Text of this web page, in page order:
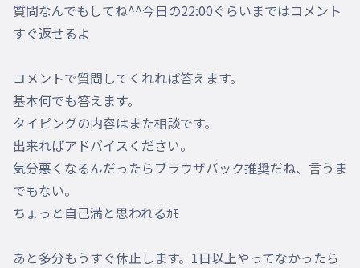
質問なんでもしてね^^今日の22:00ぐらいまではコメント
すぐ返せるよ
コメントで質問してくれれば答えます。
基本何でも答えます。
タイピングの内容はまた相談です。
出来ればアドバイスください。
気分悪くなるんだったらブラウザバック推奨だね、言うま
でもない。
ちょっと自己満と思われるｶﾓ
あと多分もうすぐ休止します。1日以上やってなかったら